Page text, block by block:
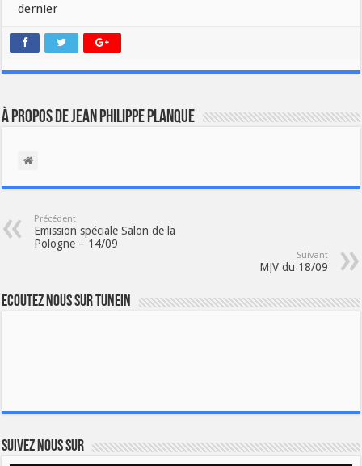
dernier
À propos de Jean Philippe Planque
Précédent
Emission spéciale Salon de la
Pologne – 14/09
Suivant
MJV du 18/09
Ecoutez nous sur TuneIn
Suivez nous sur